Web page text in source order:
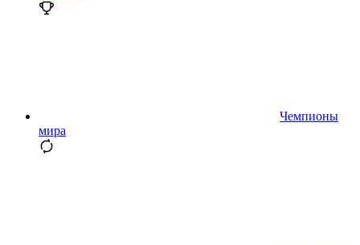
Чемпионы
мира